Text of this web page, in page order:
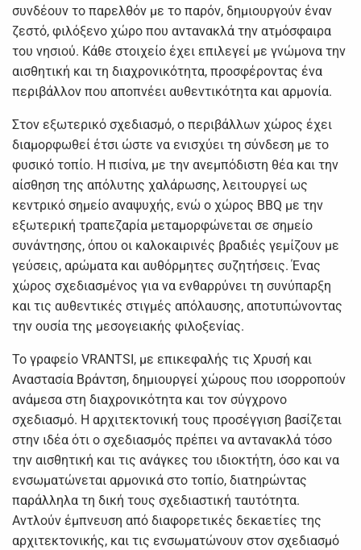
συνδέουν το παρελθόν με το παρόν, δημιουργούν έναν
ζεστό, φιλόξενο χώρο που αντανακλά την ατμόσφαιρα
του νησιού. Κάθε στοιχείο έχει επιλεγεί με γνώμονα την
αισθητική και τη διαχρονικότητα, προσφέροντας ένα
περιβάλλον που αποπνέει αυθεντικότητα και αρμονία.
Στον εξωτερικό σχεδιασμό, ο περιβάλλων χώρος έχει
διαμορφωθεί έτσι ώστε να ενισχύει τη σύνδεση με το
φυσικό τοπίο. Η πισίνα, με την ανεμπόδιστη θέα και την
αίσθηση της απόλυτης χαλάρωσης, λειτουργεί ως
κεντρικό σημείο αναψυχής, ενώ ο χώρος BBQ με την
εξωτερική τραπεζαρία μεταμορφώνεται σε σημείο
συνάντησης, όπου οι καλοκαιρινές βραδιές γεμίζουν με
γεύσεις, αρώματα και αυθόρμητες συζητήσεις. Ένας
χώρος σχεδιασμένος για να ενθαρρύνει τη συνύπαρξη
και τις αυθεντικές στιγμές απόλαυσης, αποτυπώνοντας
την ουσία της μεσογειακής φιλοξενίας.
Το γραφείο VRANTSI, με επικεφαλής τις Χρυσή και
Αναστασία Βράντση, δημιουργεί χώρους που ισορροπούν
ανάμεσα στη διαχρονικότητα και τον σύγχρονο
σχεδιασμό. Η αρχιτεκτονική τους προσέγγιση βασίζεται
στην ιδέα ότι ο σχεδιασμός πρέπει να αντανακλά τόσο
την αισθητική και τις ανάγκες του ιδιοκτήτη, όσο και να
ενσωματώνεται αρμονικά στο τοπίο, διατηρώντας
παράλληλα τη δική τους σχεδιαστική ταυτότητα.
Αντλούν έμπνευση από διαφορετικές δεκαετίες της
αρχιτεκτονικής, και τις ενσωματώνουν στον σχεδιασμό